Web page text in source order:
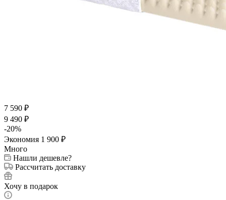
7 590 ₽
9 490 ₽
-20%
Экономия 1 900 ₽
Много
Нашли дешевле?
Рассчитать доставку
Хочу в подарок